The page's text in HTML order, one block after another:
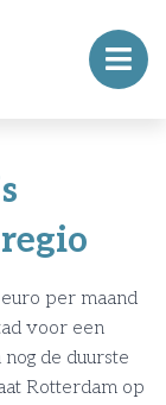
per maand
voor een
de duurste
Rotterdam op